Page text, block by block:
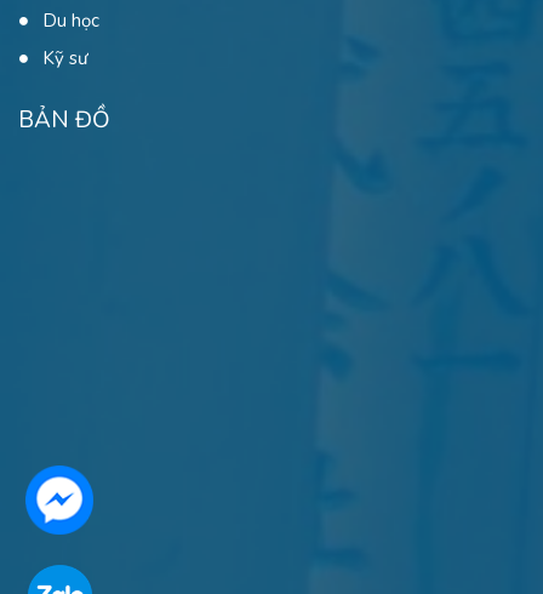
Du học
Kỹ sư
BẢN ĐỒ